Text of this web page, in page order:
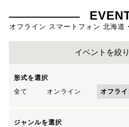
オフライン スマートフォン 北海道
イベントを絞
形式を選択
全て
オンライン オフライ
ジャンルを選択